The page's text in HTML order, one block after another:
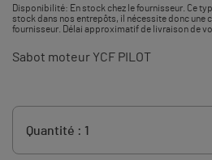
Disponibilité: En stock chez le fournisseur. Ce
stock dans nos entrepôts, il nécessite donc une
fournisseur. Délai approximatif de livraison de
Sabot moteur YCF PILOT